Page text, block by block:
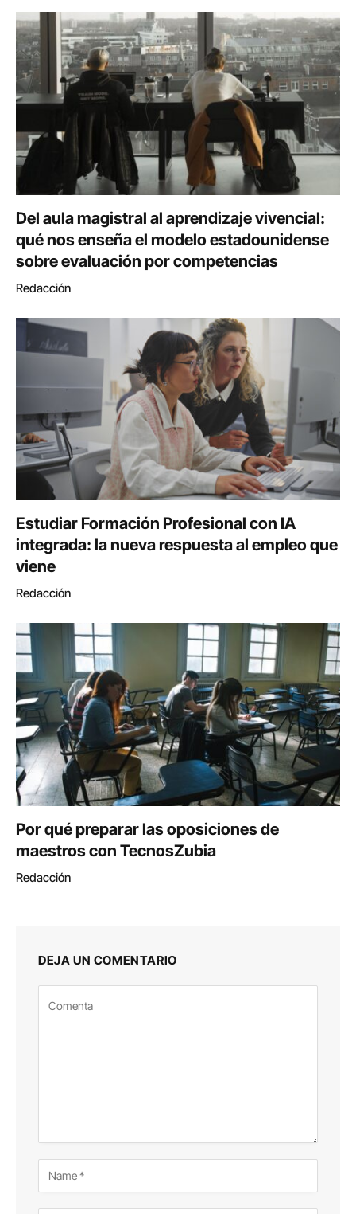
Del aula magistral al aprendizaje vivencial:
qué nos enseña el modelo estadounidense
sobre evaluación por competencias
Redacción
Estudiar Formación Profesional con IA
integrada: la nueva respuesta al empleo que
viene
Redacción
Por qué preparar las oposiciones de
maestros con TecnosZubia
Redacción
DEJA UN COMENTARIO